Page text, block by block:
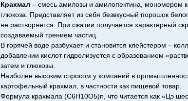
Крахмал – смесь амилозы и амилопектина, мономером
глюкоза. Представляет из себя безвкусный порошок
не растворяется. При сжатии получается характерный
создаваемый трением частиц.
В горячей воде разбухает и становится клейстером –
добавлении кислот гидролизуется с образованием
затем и глюкозы.
Наиболее высоким спросом у компаний в
картофельный крахмал, в частности как пищевой товар.
Формула крахмала (C6H10O5)n, что читается как «Цэ